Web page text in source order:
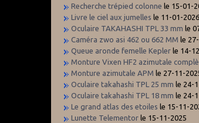
Recherche trépied colonne le 15-01-
Livre le ciel aux jumelles le 11-01-2026
Oculaire TAKAHASHI TPL 33 mm le
Caméra zwo asi 462 ou 662 MM le
Queue aronde femelle Kepler le 14-
Monture Vixen HF2 azimutale
Monture azimutale APM le 27-11-
Oculaire takahashi TPL 25 mm le 24-
Oculaire takahashi TPL 18 mm le 24-
Le grand atlas des etoiles le 15-11-
Lunette Telementor le 15-11-2025